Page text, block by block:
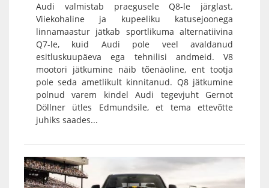
Audi valmistab praegusele Q8-le järglast.
Viiekohaline ja kupeeliku katusejoonega
linnamaastur jätkab sportlikuma alternatiivina
Q7-le, kuid Audi pole veel avaldanud
esitluskuupäeva ega tehnilisi andmeid. V8
mootori jätkumine näib tõenäoline, ent tootja
pole seda ametlikult kinnitanud. Q8 jätkumine
polnud varem kindel Audi tegevjuht Gernot
Döllner ütles Edmundsile, et tema ettevõtte
juhiks saades...